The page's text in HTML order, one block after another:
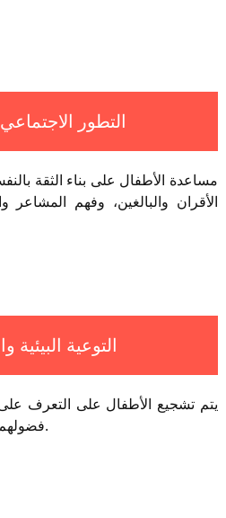
التطور
مساعدة الأطفال على بناء الثقة
الأقران والبالغين، وفهم المشاعر
التوعية البيئية
يتم تشجيع الأطفال على التعرف
فضولهم واحترامهم للعالم من حولهم.